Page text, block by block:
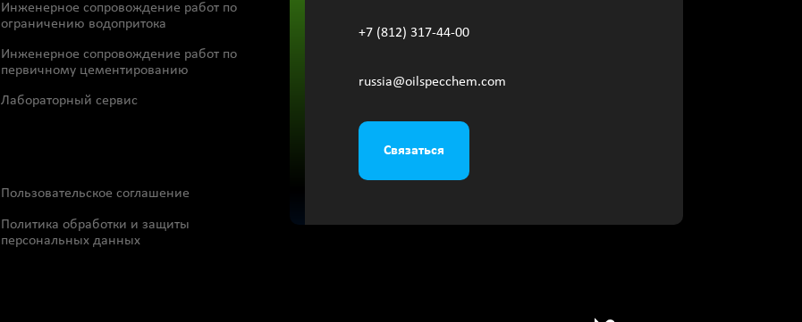
Инженерное сопровождение работ по
ограничению водопритока
Инженерное сопровождение работ по
первичному цементированию
Лабораторный сервис
Пользовательское соглашение
Политика обработки и защиты
персональных данных
+7 (812) 317-44-00
russia@oilspecchem.com
Связаться